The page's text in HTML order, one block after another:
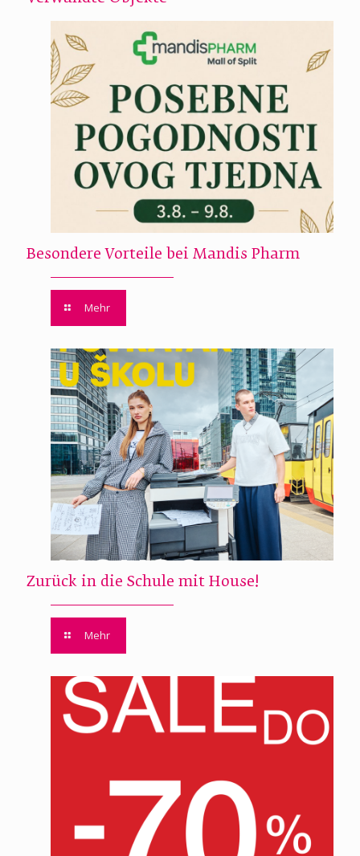
Besondere Vorteile bei Mandis Pharm
Mehr
Zurück in die Schule mit House!
Mehr